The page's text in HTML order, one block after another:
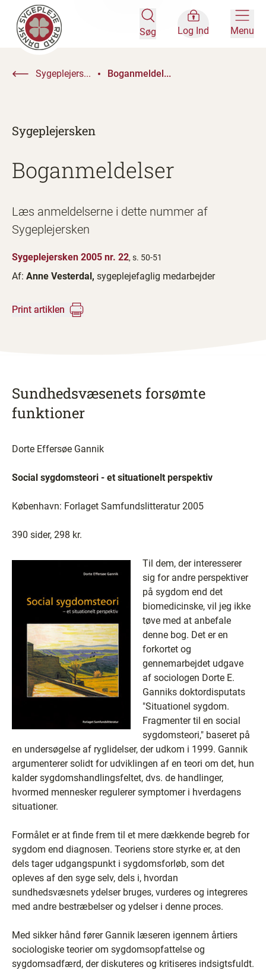
Søg Log Ind Menu
Sygeplejers... Boganmeldel...
Sygeplejersken
Boganmeldelser
Læs anmeldelserne i dette nummer af
Sygeplejersken
Sygeplejersken 2005 nr. 22, s. 50-51
Af: Anne Vesterdal, sygeplejefaglig medarbejder
Print artiklen
Sundhedsvæsenets forsømte
funktioner
Dorte Effersøe Gannik
Social sygdomsteori - et situationelt perspektiv
København: Forlaget Samfundslitteratur 2005
390 sider, 298 kr.
Til dem, der interesserer
sig for andre perspektiver
på sygdom end det
biomedicinske, vil jeg ikke
tøve med at anbefale
denne bog. Det er en
forkortet og
gennemarbejdet udgave
af sociologen Dorte E.
Ganniks doktordisputats
"Situationel sygdom.
Fragmenter til en social
sygdomsteori," baseret på
en undersøgelse af ryglidelser, der udkom i 1999. Gannik
argumenterer solidt for udviklingen af en teori om det, hun
kalder sygdomshandlingsfeltet, dvs. de handlinger,
hvormed mennesker regulerer symptomer i hverdagens
situationer.
Formålet er at finde frem til et mere dækkende begreb for
sygdom end diagnosen. Teoriens store styrke er, at den
dels tager udgangspunkt i sygdomsforløb, som det
opleves af den syge selv, dels i, hvordan
sundhedsvæsnets ydelser bruges, vurderes og integreres
med andre bestræbelser og ydelser i denne proces.
Med sikker hånd fører Gannik læseren igennem årtiers
sociologiske teorier om sygdomsopfattelse og
sygdomsadfærd, der diskuteres og kritiseres indsigtsfuldt.